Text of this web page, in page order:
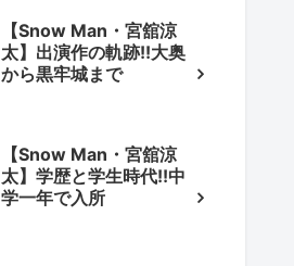
【Snow Man・宮舘涼
太】出演作の軌跡!!大奥
から黒牢城まで
【Snow Man・宮舘涼
太】学歴と学生時代!!中
学一年で入所